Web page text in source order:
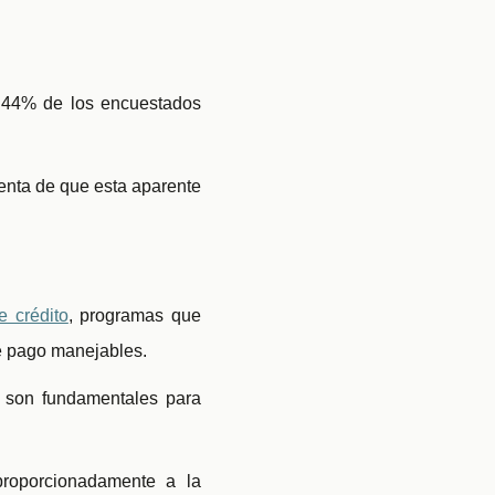
de los encuestados
de que esta aparente
crédito, programas que
pago manejables.
fundamentales para
a la